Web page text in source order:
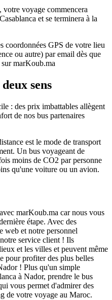
votre voyage commencera
et se terminera à la
coordonnées GPS de votre lieu
ou autre) par email dès que
marKoub.ma
sens
: des prix imbattables allègent
de nos bus partenaires
est le mode de transport
Un bus voyageant de
moins de CO2 par personne
qu'une voiture ou un avion.
marKoub.ma car nous vous
étape. Avec des
web et notre personnel
service client ! Ils
et les villes et peuvent même
pour profiter des plus belles
! Plus qu'un simple
à Nador, prendre le bus
vous permet d'admirer des
de votre voyage au Maroc.